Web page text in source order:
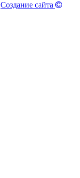
Создание сайта